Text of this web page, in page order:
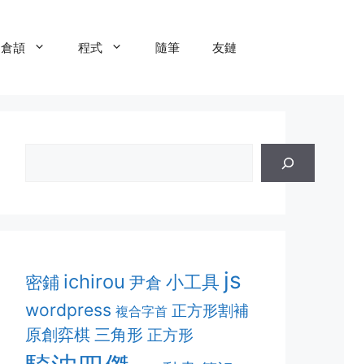
倉頡 程式 隨筆 友鏈
密鋪 ichirou 尹倉 小工具 js
wordpress 複合字首 正方形割補
原創弈棋 三角形 正方形